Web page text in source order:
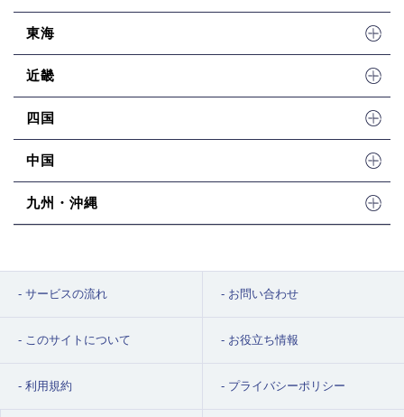
東海
近畿
四国
中国
九州・沖縄
サービスの流れ お問い合わせ
このサイトについて お役立ち情報
利用規約 プライバシーポリシー